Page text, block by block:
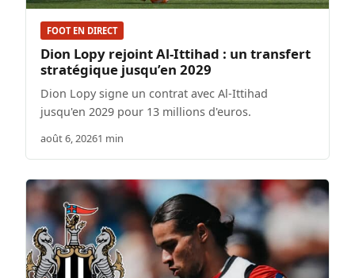
FOOT EN DIRECT
Dion Lopy rejoint Al-Ittihad : un transfert
stratégique jusqu’en 2029
Dion Lopy signe un contrat avec Al-Ittihad
jusqu'en 2029 pour 13 millions d'euros.
août 6, 20261 min